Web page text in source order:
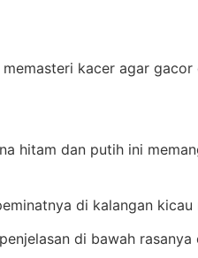
kacer agar
hitam dan putih ini
di kalangan kicau
di bawah